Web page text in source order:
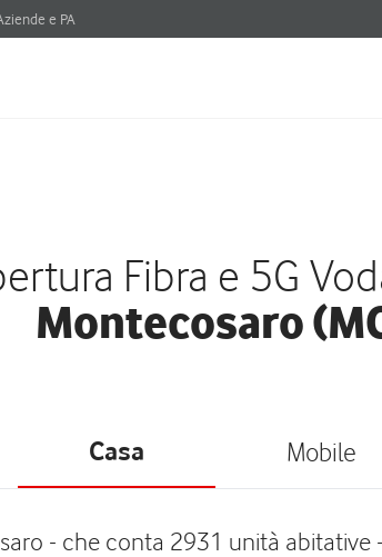
e PA
Fibra e 5G
Montecosaro
Casa Mobile
- che conta 2931 unità